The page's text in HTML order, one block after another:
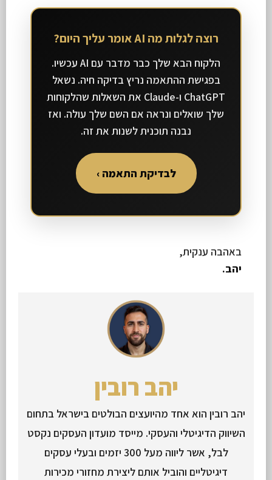
רוצה לגלות מה AI אומר עליך היום?
הלקוח הבא שלך כבר מדבר עם AI עכשיו.
בפגישת ההתאמה נריץ בדיקה חיה. נשאל
ChatGPT ו-Claude את השאלות שהלקוחות
שלך שואלים ונראה אם השם שלך עולה. ואז
נבנה תוכנית לשנות את זה.
לבדיקת התאמה ›
באהבה ענקית,
יהב.
יהב רובין
יהב רובין הוא אחד מהיועצים הבולטים בישראל בתחום
השיווק הדיגיטלי והעסקי. מייסד מועדון העסקים נקסט
לבל, אשר ליווה מעל 300 יזמים ובעלי עסקים
דיגיטליים והוביל אותם ליצירת מחזורי מכירות